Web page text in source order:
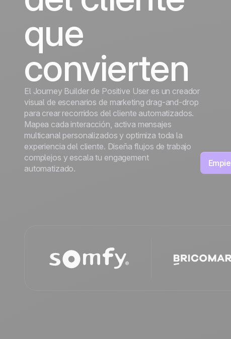
Viajes
que
convierten
El Journey Builder de Positive User es un creador
visual de escenarios de marketing drag-and-drop
para crear recorridos del cliente automatizados.
Mapea cada interacción, activa mensajes
multicanal personalizados y optimiza toda la
experiencia del cliente. Diseña flujos de trabajo
complejos y escala tu engagement
automatizado.